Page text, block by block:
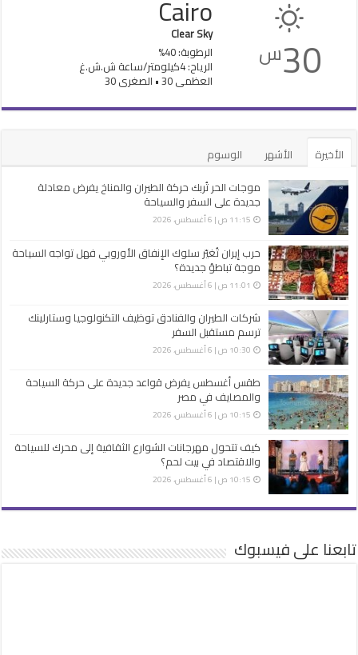
30س
Cairo
Clear Sky
الرطوبة: 40%
الرياح: 4كيلومتر/ساعة ش.ش.غ
العظمى 30 • الصغرى 30
الأخيرة الأشهر
الوسوم
موجات الحر تُربك حركة الطيران والمناخ يفرض معادلة
جديدة على السفر والسياحة
11:15 ص | 6 أغسطس، 2026
حرب إيران تُغيّر سلوك الإنفاق الأوروبي فهل تواجه السياحة
موجة تباطؤ جديدة؟
11:01 ص | 6 أغسطس، 2026
شركات الطيران والفنادق توظيف التكنولوجيا وستارلينك
ترسم مستقبل السفر
10:30 ص | 6 أغسطس، 2026
طقس أغسطس يفرض قواعد جديدة على حركة السياحة
والمصايف في مصر
10:15 ص | 6 أغسطس، 2026
كيف تتحول مهرجانات الشوارع الثقافية إلى محرك للسياحة
والاقتصاد في بيت لحم؟
10:15 ص | 6 أغسطس، 2026
تابعنا على فيسبوك